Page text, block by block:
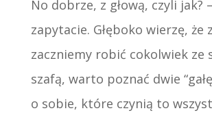
No dobrze, z głową, czyli jak?
zapytacie. Głęboko wierzę, że
zaczniemy robić cokolwiek ze
szafą, warto poznać dwie
o sobie, które czynią to